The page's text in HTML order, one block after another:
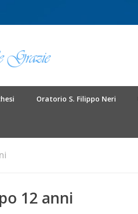
Oratorio S. Filippo Neri
12 anni